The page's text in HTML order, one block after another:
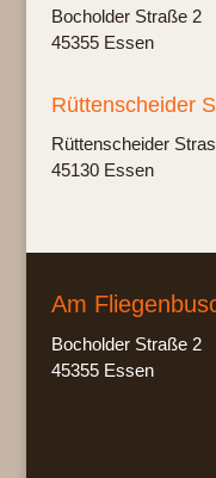
Bochol­der Stra­ße 2
45355 Essen
Rüttenscheider
Rüt­ten­schei­der
45130 Essen
Am
Bocholder Straße 2
45355 Essen